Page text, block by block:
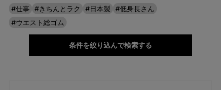
#仕事 #きちんとラク #日本製
#低身長さん
#ウエスト総ゴム
条件を絞り込んで検索する
指定なし
ホワイト系
ベージュ系
グレー系